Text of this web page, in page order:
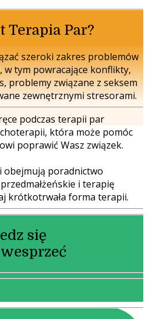
Terapia Par?
szeroki zakres problemów
w tym powracające konflikty,
problemy związane z seksem
zewnętrznymi stresorami.
która może pomóc
poprawić Wasz związek.
poradnictwo
i terapię
krótkotrwała forma terapii.
się